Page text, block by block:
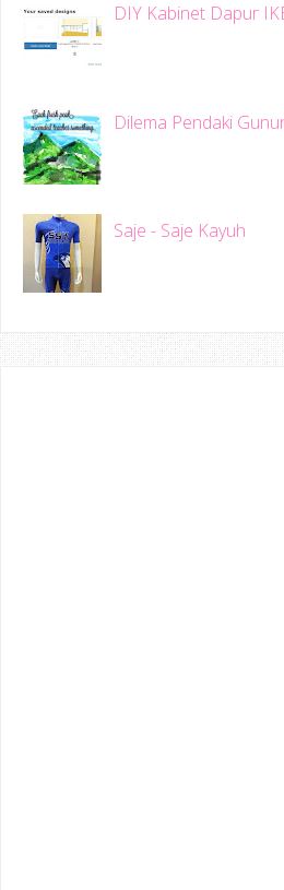
DIY Kabinet Dapur
Dilema Pendaki
Saje - Saje Kayuh